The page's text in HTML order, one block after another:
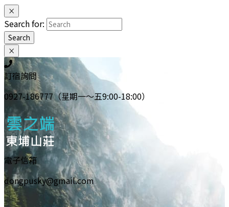
×
Search for:
Search
×
訂宿詢問
0927-186777（星期一～五9:00-18:00）
電子信箱
dongpusky@gmail.com